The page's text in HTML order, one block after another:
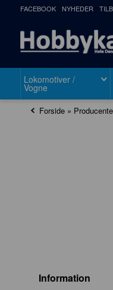
FACEBOOK NYHEDER
Lokomotiver /
Vogne
Forside»
Information